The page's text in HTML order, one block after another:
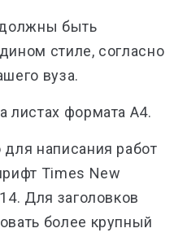
быть
стиле, согласно
вуза.
листах формата А4.
написания работ
Times New
Для заголовков
более крупный